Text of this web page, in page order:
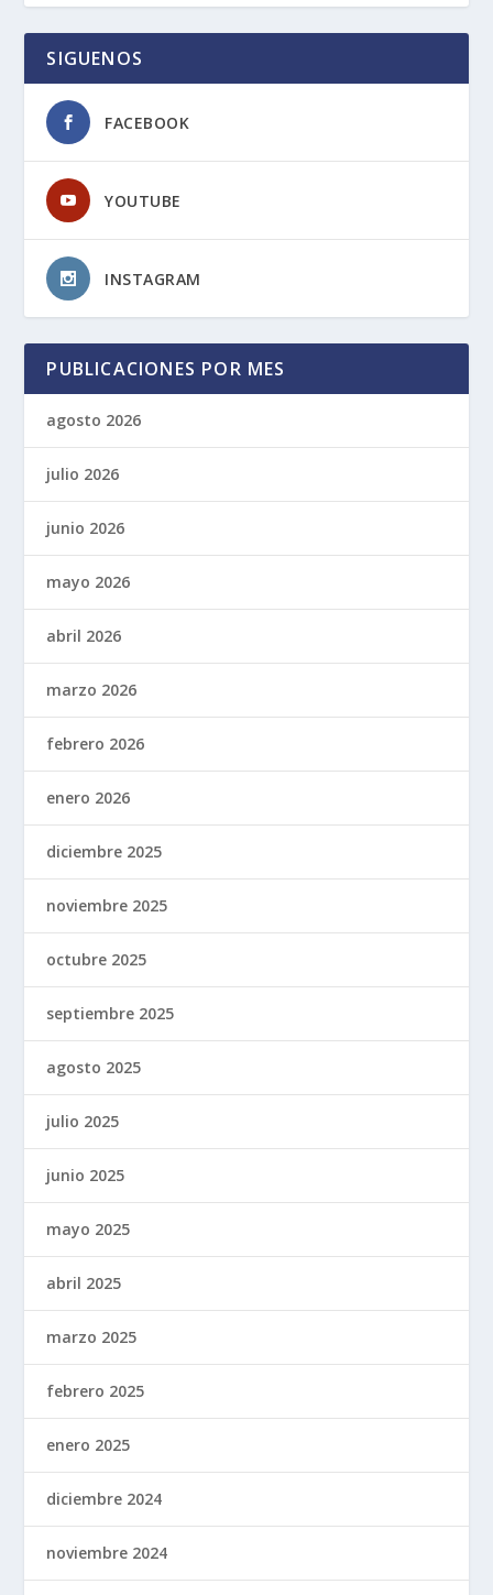
SIGUENOS
FACEBOOK
YOUTUBE
INSTAGRAM
PUBLICACIONES POR MES
agosto 2026
julio 2026
junio 2026
mayo 2026
abril 2026
marzo 2026
febrero 2026
enero 2026
diciembre 2025
noviembre 2025
octubre 2025
septiembre 2025
agosto 2025
julio 2025
junio 2025
mayo 2025
abril 2025
marzo 2025
febrero 2025
enero 2025
diciembre 2024
noviembre 2024